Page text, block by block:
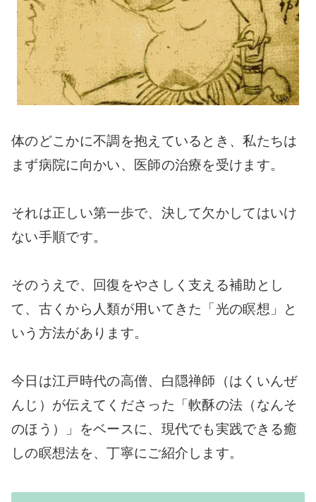
体のどこかに不調を抱えているとき、私たちは
まず病院に向かい、医師の治療を受けます。
それは正しい第一歩で、決して欠かしてはいけ
ない手順です。
そのうえで、回復をやさしく支える補助とし
て、古くから人類が用いてきた「光の瞑想」と
いう方法があります。
今日は江戸時代の高僧、白隠禅師（はくいんぜ
んじ）が伝えてくださった「軟酥の法（なんそ
のほう）」をベースに、現代でも実践できる癒
しの瞑想法を、丁寧にご紹介します。